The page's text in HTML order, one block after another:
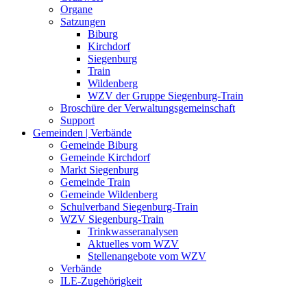
Organe
Satzungen
Biburg
Kirchdorf
Siegenburg
Train
Wildenberg
WZV der Gruppe Siegenburg-Train
Broschüre der Verwaltungsgemeinschaft
Support
Gemeinden | Verbände
Gemeinde Biburg
Gemeinde Kirchdorf
Markt Siegenburg
Gemeinde Train
Gemeinde Wildenberg
Schulverband Siegenburg-Train
WZV Siegenburg-Train
Trinkwasseranalysen
Aktuelles vom WZV
Stellenangebote vom WZV
Verbände
ILE-Zugehörigkeit